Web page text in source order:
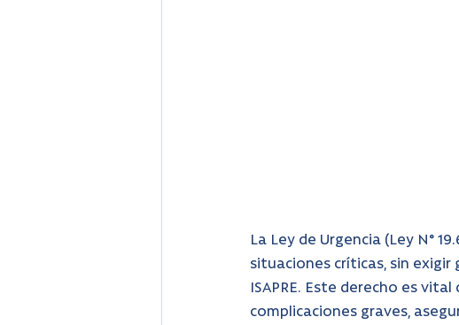
La Ley de Urgencia (Ley N°
situaciones críticas, sin exigir
ISAPRE. Este derecho es
complicaciones graves,